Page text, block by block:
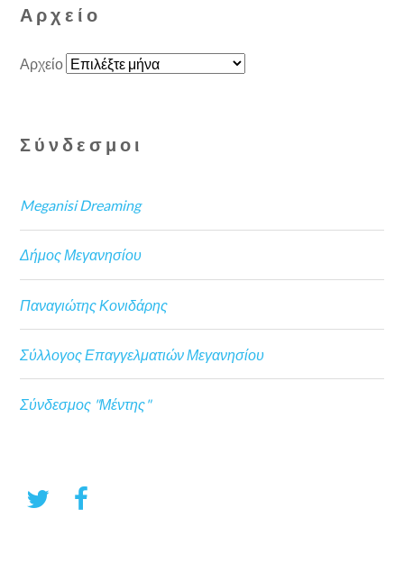
Αρχείο
Αρχείο
Σύνδεσμοι
Meganisi Dreaming
Δήμος Μεγανησίου
Παναγιώτης Κονιδάρης
Σύλλογος Επαγγελματιών Μεγανησίου
Σύνδεσμος "Μέντης"